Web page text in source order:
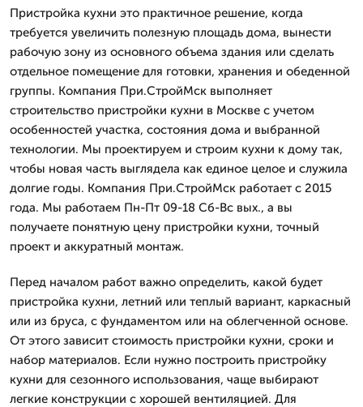
Пристройка кухни это практичное решение, когда
требуется увеличить полезную площадь дома, вынести
рабочую зону из основного объема здания или сделать
отдельное помещение для готовки, хранения и обеденной
группы. Компания При.СтройМск выполняет
строительство пристройки кухни в Москве с учетом
особенностей участка, состояния дома и выбранной
технологии. Мы проектируем и строим кухни к дому так,
чтобы новая часть выглядела как единое целое и служила
долгие годы. Компания При.СтройМск работает с 2015
года. Мы работаем Пн-Пт 09-18 Сб-Вс вых., а вы
получаете понятную цену пристройки кухни, точный
проект и аккуратный монтаж.
Перед началом работ важно определить, какой будет
пристройка кухни, летний или теплый вариант, каркасный
или из бруса, с фундаментом или на облегченной основе.
От этого зависит стоимость пристройки кухни, сроки и
набор материалов. Если нужно построить пристройку
кухни для сезонного использования, чаще выбирают
легкие конструкции с хорошей вентиляцией. Для